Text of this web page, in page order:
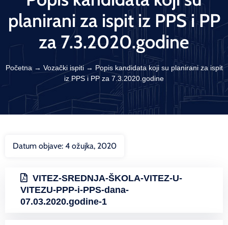
planirani za ispit iz PPS i PP
za 7.3.2020.godine
Početna→ Vozački ispiti→ Popis kandidata koji su planirani za ispit
iz PPS i PP za 7.3.2020.godine
Datum objave: 4 ožujka, 2020
VITEZ-SREDNJA-ŠKOLA-VITEZ-U-
VITEZU-PPP-i-PPS-dana-
07.03.2020.godine-1